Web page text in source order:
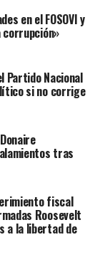
en el FOSOVI y
corrupción»
Partido Nacional
si no corrige
tras
fiscal
Roosevelt
a la libertad de